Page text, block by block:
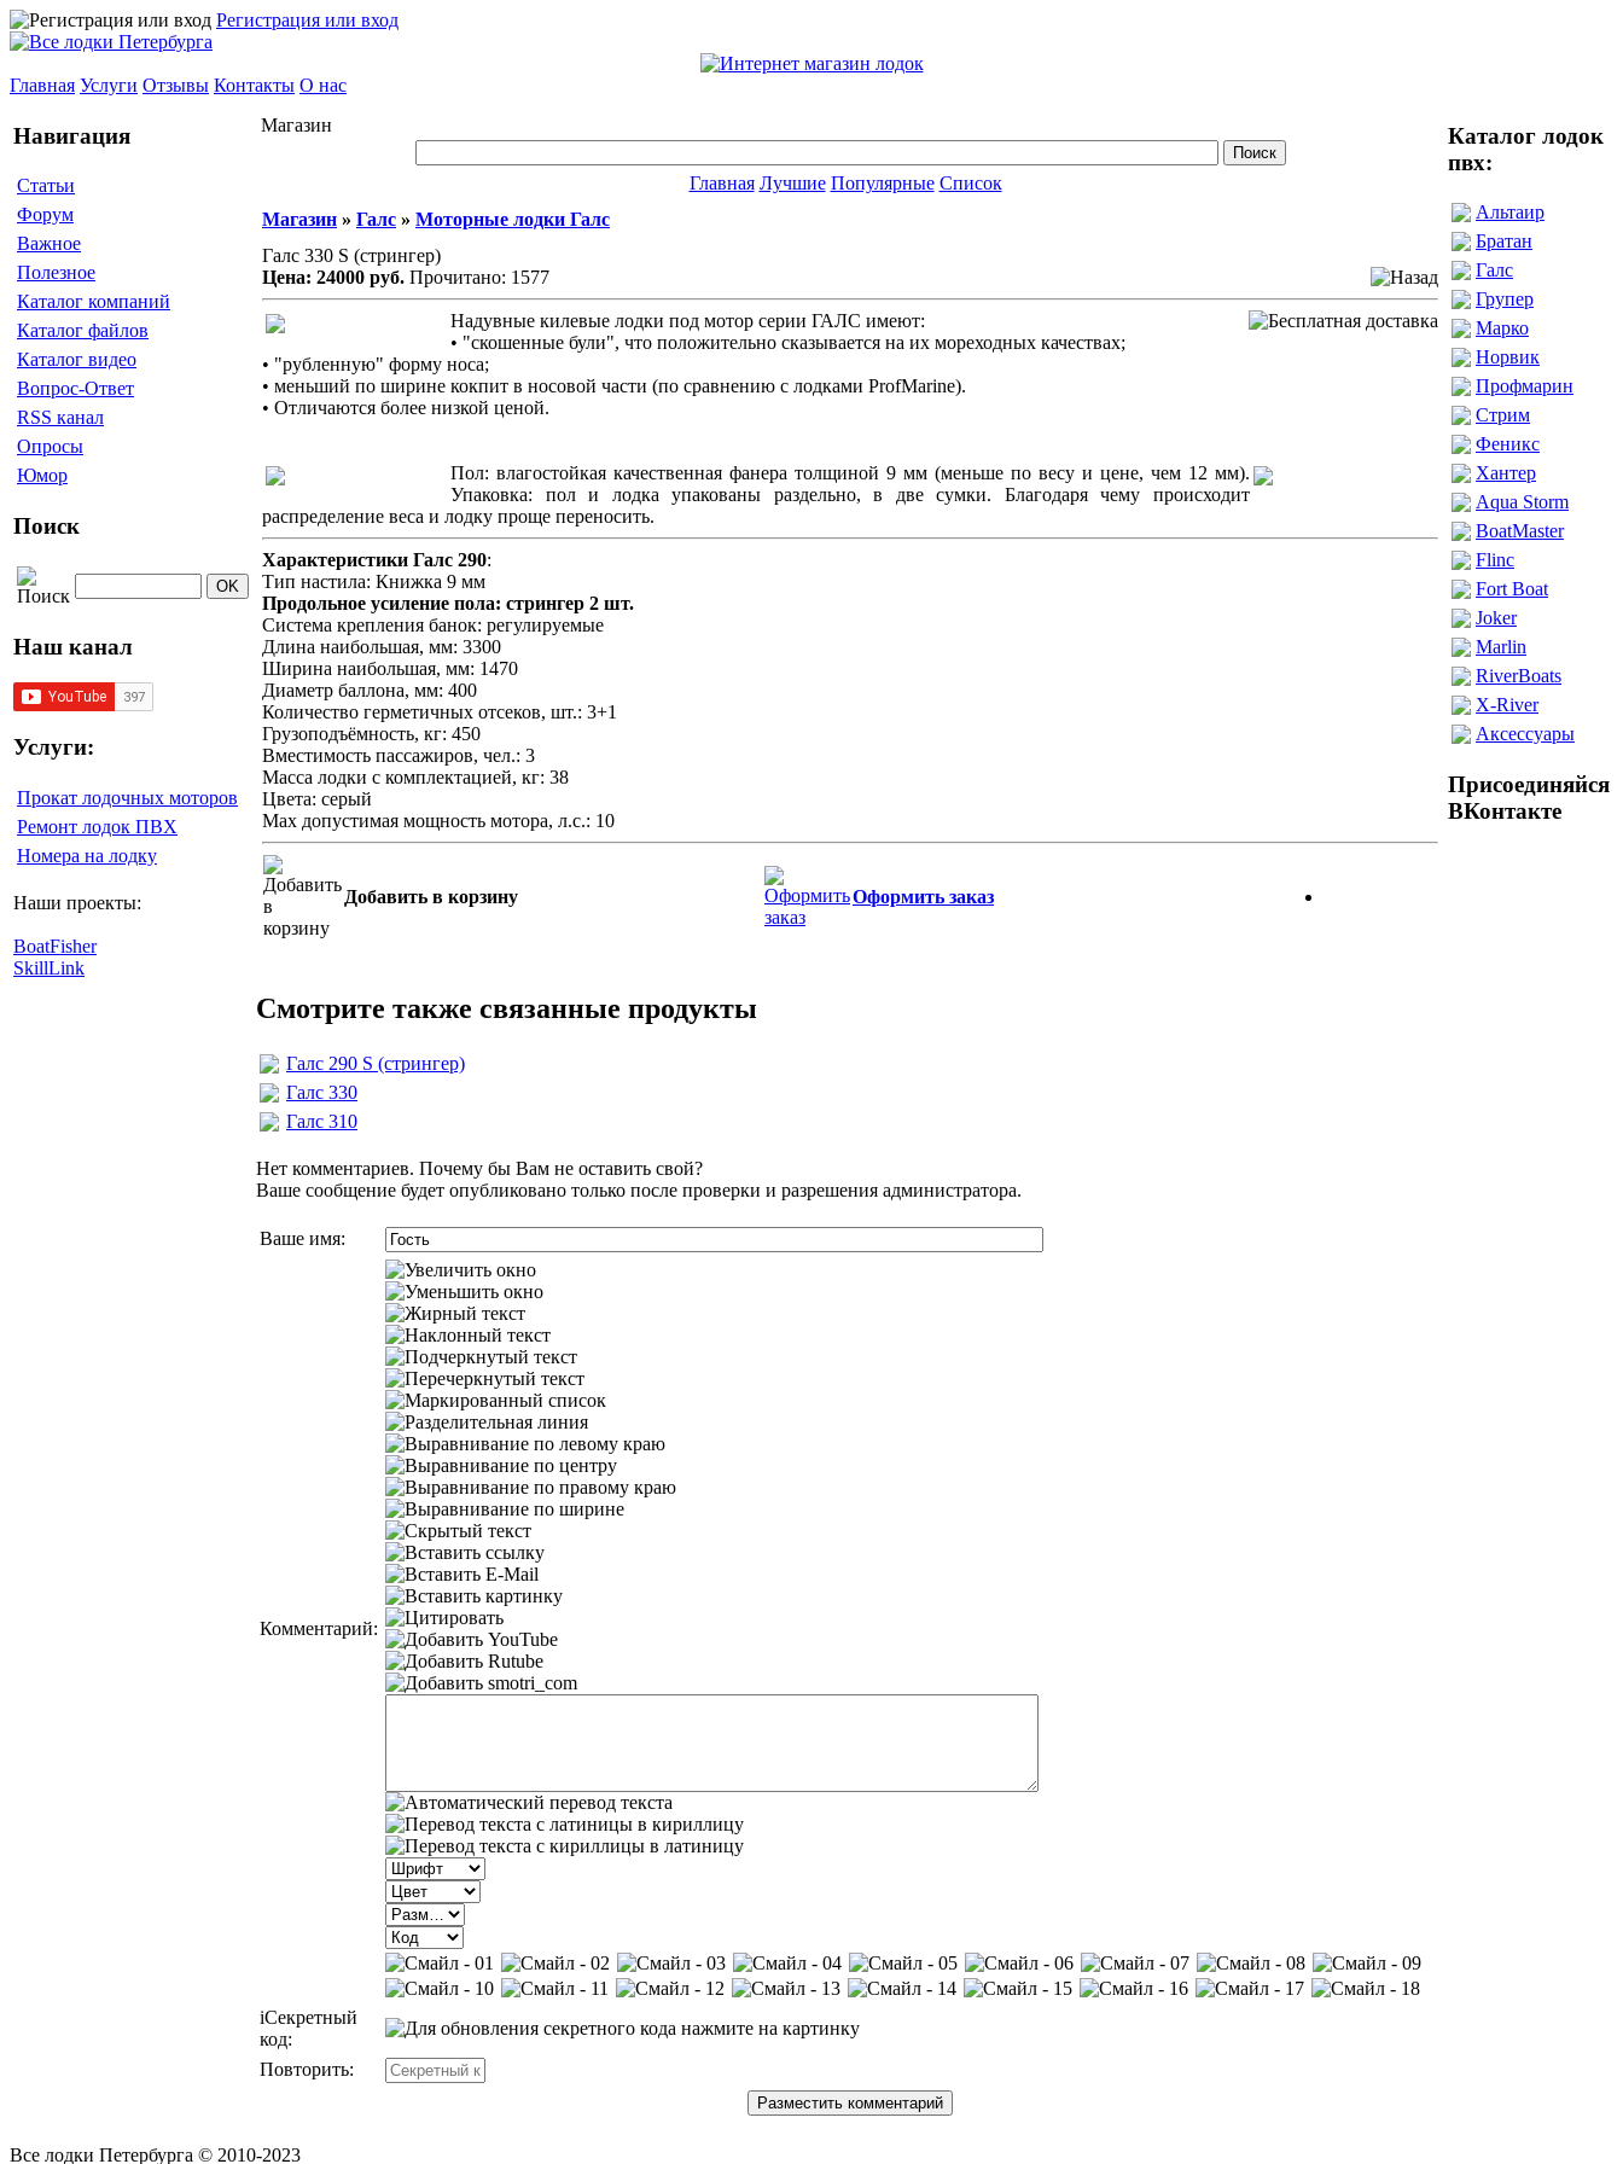
Регистрация или вход
Главная Услуги Отзывы Контакты О нас
Навигация
Статьи
Форум
Важное
Полезное
Каталог компаний
Каталог файлов
Каталог видео
Вопрос-Ответ
RSS канал
Опросы
Юмор
Поиск
Наш канал
Услуги:
Прокат лодочных моторов
Ремонт лодок ПВХ
Номера на лодку
Наши проекты:
BoatFisher
SkillLink
Магазин
Главная Лучшие Популярные Список
Магазин » Галс » Моторные лодки Галс
Галс 330 S (стрингер)
Цена: 24000 руб. Прочитано: 1577
Надувные килевые лодки под мотор серии ГАЛС имеют:
• "скошенные були", что положительно сказывается на их мореходных качествах;
• "рубленную" форму носа;
• меньший по ширине кокпит в носовой части (по сравнению с лодками ProfMarine).
• Отличаются более низкой ценой.
Пол: влагостойкая качественная фанера толщиной 9 мм (меньше по весу и цене, чем 12 мм).
Упаковка: пол и лодка упакованы раздельно, в две сумки. Благодаря чему происходит
распределение веса и лодку проще переносить.
Характеристики Галс 290:
Тип настила: Книжка 9 мм
Продольное усиление пола: стрингер 2 шт.
Система крепления банок: регулируемые
Длина наибольшая, мм: 3300
Ширина наибольшая, мм: 1470
Диаметр баллона, мм: 400
Количество герметичных отсеков, шт.: 3+1
Грузоподъёмность, кг: 450
Вместимость пассажиров, чел.: 3
Масса лодки с комплектацией, кг: 38
Цвета: серый
Max допустимая мощность мотора, л.с.: 10
Добавить в корзину Оформить заказ
Смотрите также связанные продукты
Галс 290 S (стрингер)
Галс 330
Галс 310
Нет комментариев. Почему бы Вам не оставить свой?
Ваше сообщение будет опубликовано только после проверки и разрешения администратора.
Ваше имя:
Комментарий:
iСекретный
код:
Повторить:
Каталог лодок
пвх:
Альтаир
Братан
Галс
Групер
Марко
Норвик
Профмарин
Стрим
Феникс
Хантер
Aqua Storm
BoatMaster
Flinc
Fort Boat
Joker
Marlin
RiverBoats
X-River
Аксессуары
Присоединяйся
ВКонтакте
Все лодки Петербурга © 2010-2023